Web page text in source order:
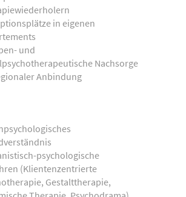
in eigenen
und
Nachsorge
Anbindung
psychologische
(Klientenzentrierte
Gestalttherapie,